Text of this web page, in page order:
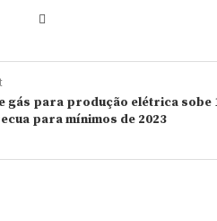
gás para produção elétrica sobe
para mínimos de 2023